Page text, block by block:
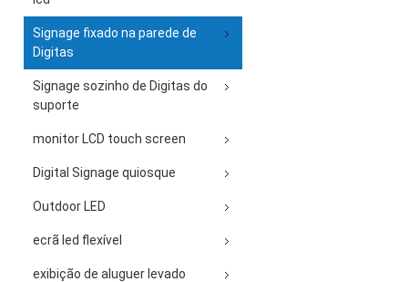
Signage fixado na parede de
Digitas
Signage sozinho de Digitas do
suporte
monitor LCD touch screen
Digital Signage quiosque
Outdoor LED
ecrã led flexível
exibição de aluguer levado